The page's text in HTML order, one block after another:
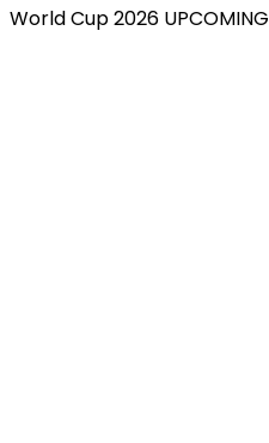
World Cup 2026 UPCOMING